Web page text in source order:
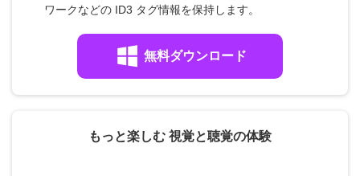
ワークなどの ID3 タグ情報を保持します。
無料ダウンロード
もっと楽しむ 視覚と聴覚の体験